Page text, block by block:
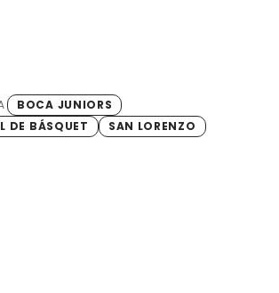
BOCA JUNIORS
DE BÁSQUET
SAN LORENZO